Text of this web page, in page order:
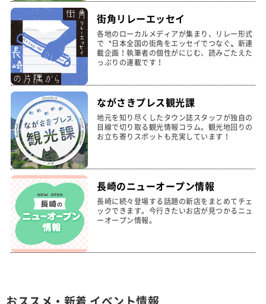
街角リレーエッセイ
各地のローカルメディアが集まり、リレー形式
で〝日本全国の街角をエッセイでつなぐ〟新連
載企画！執筆者の個性がにじむ、読みごたえた
っぷりの連載です！
ながさきプレス観光課
地元を知り尽くしたタウン誌スタッフが独自の
目線で切り取る観光情報コラム。観光地回りの
お立ち寄りスポットも充実しています！
長崎のニューオープン情報
長崎に続々登場する話題の新店をまとめてチェ
ックできます。今行きたいお店が見つかるニュ
ーオープン情報。